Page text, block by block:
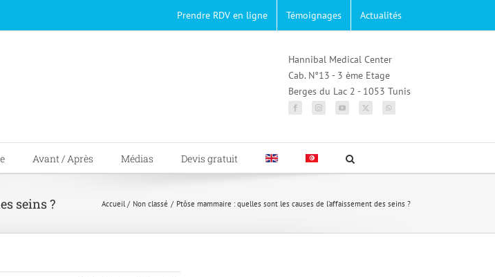
Prendre RDV en ligne Témoignages Actualités
Hannibal Medical Center
Cab. N°13 - 3 ème Etage
Berges du Lac 2 - 1053 Tunis
Avant / Après Médias Devis gratuit
seins ? Accueil Non classé Ptôse mammaire : quelles sont les causes de l’affaissement des seins ?